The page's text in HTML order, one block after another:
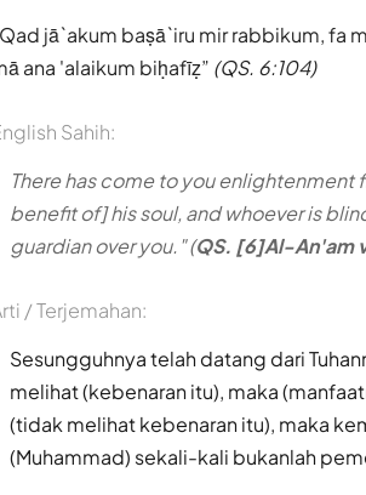
Qad jā`akum baṣā`iru mir rabbikum, fa
ana 'alaikum biḥafīẓ (QS. 6:104)
Sahih:
There has come to you enlightenment
benefit of] his soul, and whoever is
guardian over you." (QS. [6]Al-An'am
/ Terjemahan:
Sesungguhnya telah datang dari
melihat (kebenaran itu), maka
(tidak melihat kebenaran itu), maka
(Muhammad) sekali-kali bukanlah